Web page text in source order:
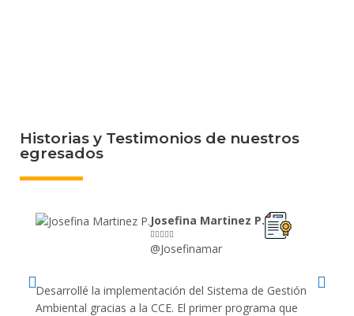
Historias y Testimonios de nuestros
egresados
Josefina Martinez P.

@Josefinamar
Desarrollé la implementación del Sistema de Gestión
Ambiental gracias a la CCE. El primer programa que
Lleve